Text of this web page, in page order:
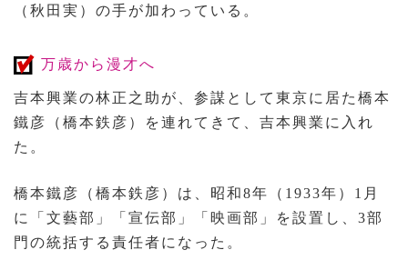
（秋田実）の手が加わっている。
万歳から漫才へ
吉本興業の林正之助が、参謀として東京に居た橋本
鐵彦（橋本鉄彦）を連れてきて、吉本興業に入れ
た。
橋本鐵彦（橋本鉄彦）は、昭和8年（1933年）1月
に「文藝部」「宣伝部」「映画部」を設置し、3部
門の統括する責任者になった。